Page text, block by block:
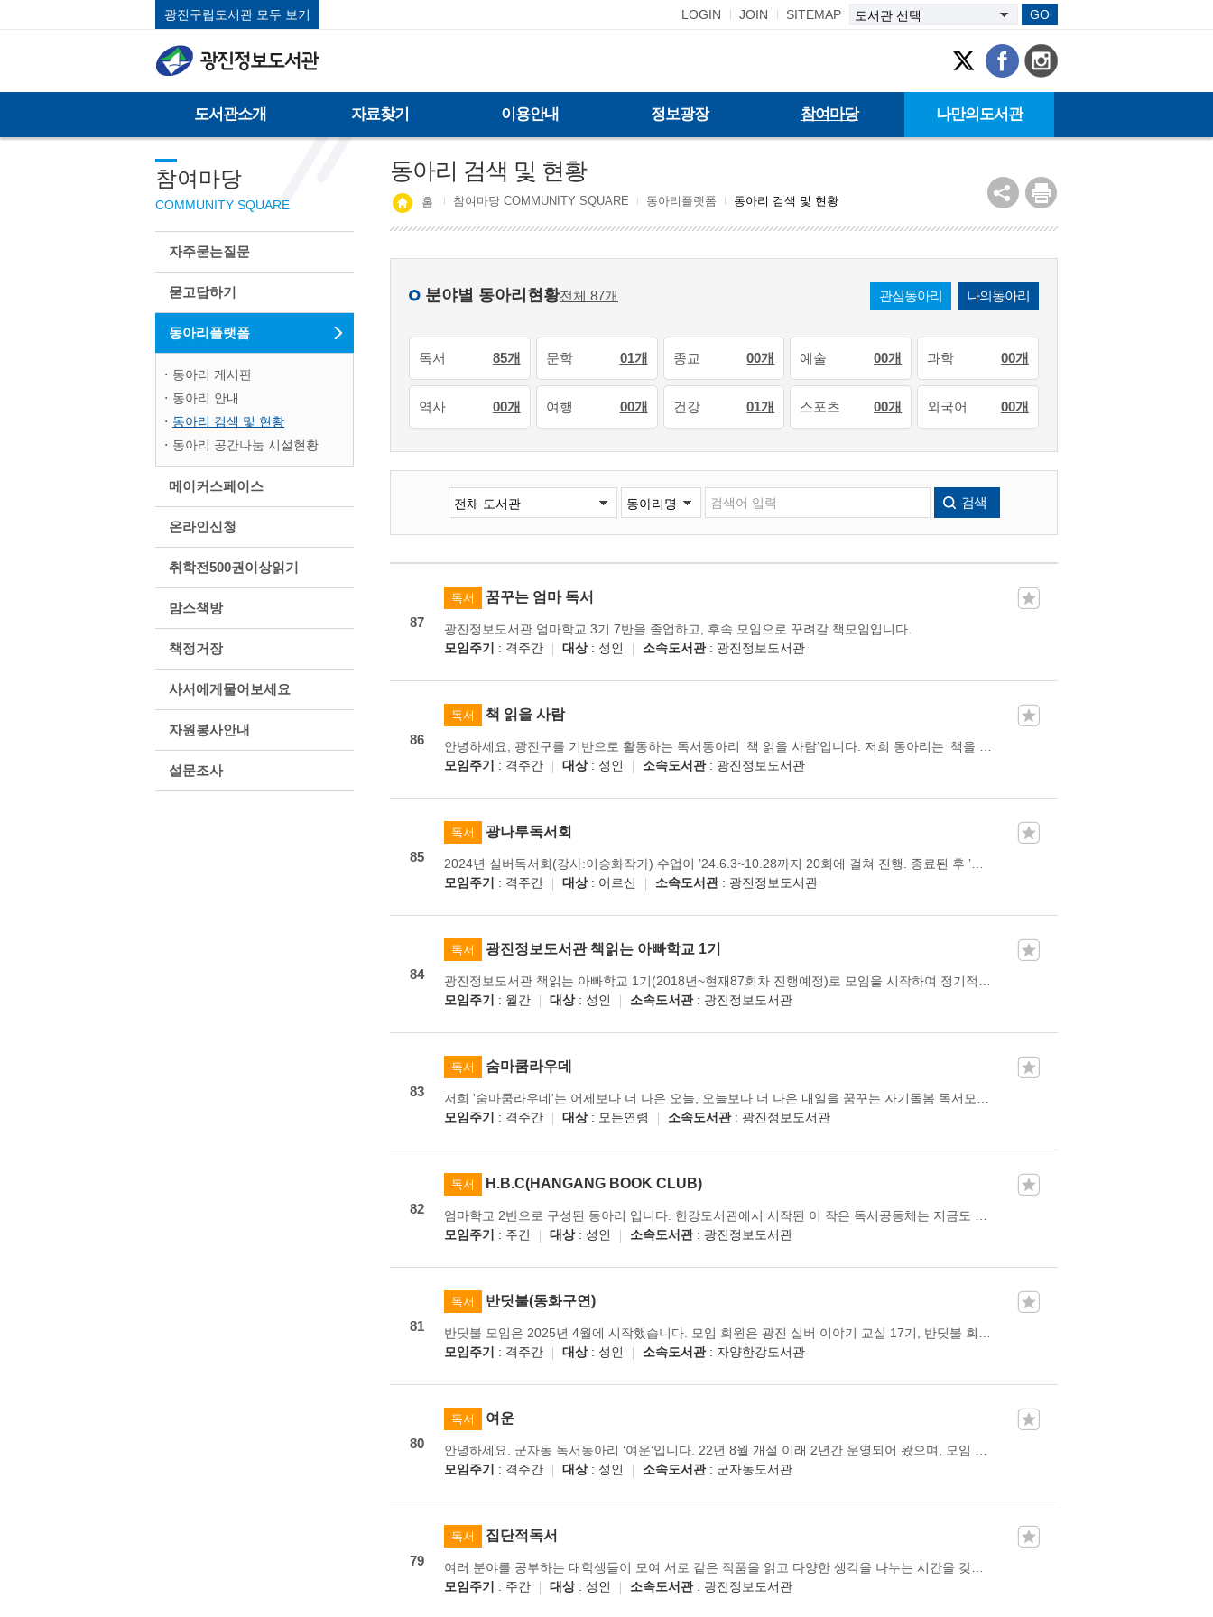
광진구립도서관 모두 보기 LOGIN JOIN SITEMAP GO
도서관소개 자료찾기 이용안내 정보광장 참여마당 나만의도서관
참여마당
COMMUNITY SQUARE
자주묻는질문
묻고답하기
동아리플랫폼
동아리 게시판
동아리 안내
동아리 검색 및 현황
동아리 공간나눔 시설현황
메이커스페이스
온라인신청
취학전500권이상읽기
맘스책방
책정거장
사서에게물어보세요
자원봉사안내
설문조사
동아리 검색 및 현황
홈 참여마당 COMMUNITY SQUARE 동아리플랫폼 동아리 검색 및 현황
분야별 동아리현황전체 87개 관심동아리 나의동아리
독서 85개 문학 01개 종교 00개 예술 00개 과학 00개
역사 00개 여행 00개 건강 01개 스포츠 00개 외국어 00개
검색
87
독서 꿈꾸는 엄마 독서
광진정보도서관 엄마학교 3기 7반을 졸업하고, 후속 모임으로 꾸려갈 책모임입니다.
모임주기
: 격주간 대상: 성인 소속도서관: 광진정보도서관
86
독서 책 읽을 사람
모임주기
: 격주간 대상: 성인 소속도서관: 광진정보도서관
85
독서 광나루독서회
모임주기
: 격주간 대상: 어르신 소속도서관: 광진정보도서관
84
독서 광진정보도서관 책읽는 아빠학교 1기
모임주기
: 월간 대상: 성인 소속도서관: 광진정보도서관
83
독서 숨마쿰라우데
모임주기
: 격주간 대상: 모든연령 소속도서관: 광진정보도서관
82
독서 H.B.C(HANGANG BOOK CLUB)
모임주기
: 주간 대상: 성인 소속도서관: 광진정보도서관
81
독서 반딧불(동화구연)
모임주기
: 격주간 대상: 성인 소속도서관: 자양한강도서관
80
독서 여운
모임주기
: 격주간 대상: 성인 소속도서관: 군자동도서관
79
독서 집단적독서
모임주기
: 주간 대상: 성인 소속도서관: 광진정보도서관